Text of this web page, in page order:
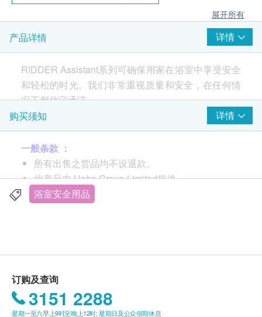
展开所有
产品详情 详情
RIDDER Assistant系列可确保用家在浴室中享受安全
和轻松的时光。我们非常重视质量和安全，在任何情
况下都信守承诺。
RIDDER Assistant系列中的大多数产品都经过TÜV /
LGA不断测试，确保安全且不含有害物质，以确保用
家在浴室中安全舒适。
购买须知 详情
一般条款 ：
所有出售之货品均不设退款。
此产品由 Hoho Group Limited提供。
如有任何争议，Hoho Group Limited及健康网购
费。
我们将于确定订单后3-5个工作天内安排发货。
浴室安全用品
订购及查询
3151 2288
星期一至六早上9时至晚上12时; 星期日及公众假期休息